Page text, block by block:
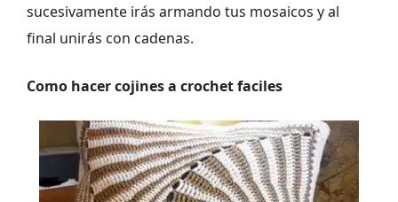
sucesivamente irás armando tus mosaicos y al
final unirás con cadenas.
Como hacer cojines a crochet faciles